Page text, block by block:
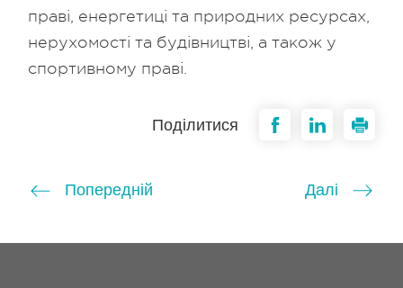
праві, енергетиці та природних ресурсах,
нерухомості та будівництві, а також у
спортивному праві.
Поділитися
Попередній Далі